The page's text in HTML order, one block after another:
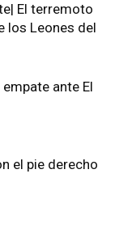
El terremoto
los Leones del
ante El
el pie derecho